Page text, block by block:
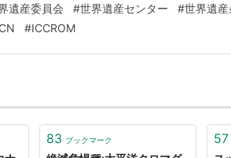
界遺産委員会は、世界遺産条約の締約国の21
回開催されて、任…
遺産委員会 #世界遺産センター #世界遺
#ICCROM
83 ブックマーク 57